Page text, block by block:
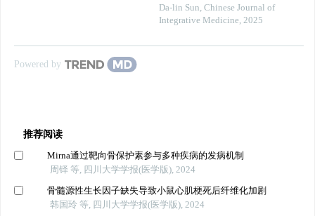
Da-lin Sun, Chinese Journal of
Integrative Medicine, 2025
Powered by
推荐阅读
Mirna通过靶向骨保护素参与多种疾病的发病机制
周铎 等, 四川大学学报(医学版), 2024
骨髓源性生长因子缺失导致小鼠心肌梗死后纤维化加剧
韩国玲 等, 四川大学学报(医学版), 2024